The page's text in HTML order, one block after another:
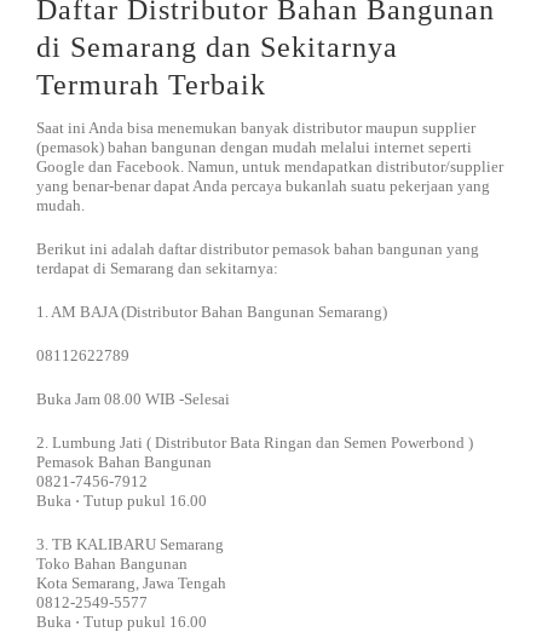
Daftar Distributor Bahan Bangunan
di Semarang dan Sekitarnya
Termurah Terbaik
Saat ini Anda bisa menemukan banyak distributor maupun supplier
(pemasok) bahan bangunan dengan mudah melalui internet seperti
Google dan Facebook. Namun, untuk mendapatkan distributor/supplier
yang benar-benar dapat Anda percaya bukanlah suatu pekerjaan yang
mudah.
Berikut ini adalah daftar distributor pemasok bahan bangunan yang
terdapat di Semarang dan sekitarnya:
1. AM BAJA (Distributor Bahan Bangunan Semarang)
08112622789
Buka Jam 08.00 WIB -Selesai
2. Lumbung Jati ( Distributor Bata Ringan dan Semen Powerbond )
Pemasok Bahan Bangunan
0821-7456-7912
Buka ⋅ Tutup pukul 16.00
3. TB KALIBARU Semarang
Toko Bahan Bangunan
Kota Semarang, Jawa Tengah
0812-2549-5577
Buka ⋅ Tutup pukul 16.00